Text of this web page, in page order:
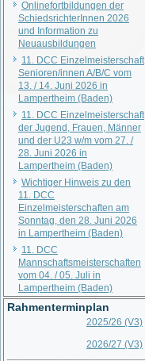
Onlinefortbildungen der
SchiedsrichterInnen 2026
und Information zu
Neuausbildungen
11. DCC Einzelmeisterschaft
Senioren/innen A/B/C vom
13. / 14. Juni 2026 in
Lampertheim (Baden)
11. DCC Einzelmeisterschaft
der Jugend, Frauen, Männer
und der U23 w/m vom 27. /
28. Juni 2026 in
Lampertheim (Baden)
Wichtiger Hinweis zu den
11. DCC
Einzelmeisterschaften am
Sonntag, den 28. Juni 2026
in Lampertheim (Baden)
11. DCC
Mannschaftsmeisterschaften
vom 04. / 05. Juli in
Lampertheim (Baden)
Rahmenterminplan
2025/26 (V3)
2026/27 (V3)